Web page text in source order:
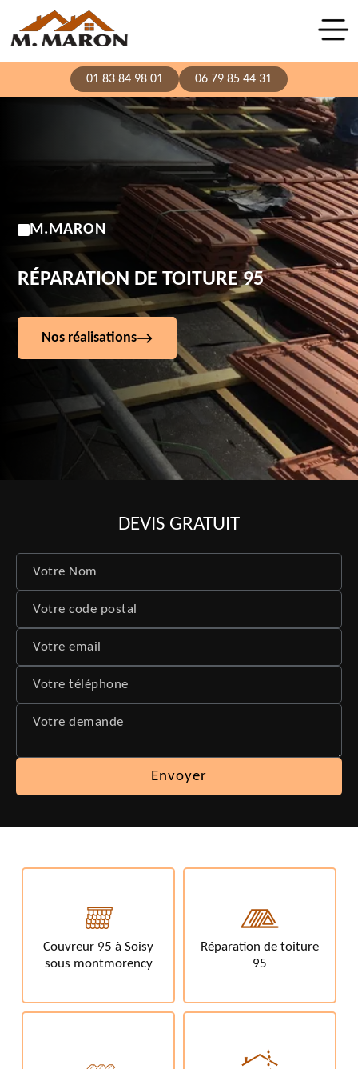
01 83 84 98 01 06 79 85 44 31
M.MARON
RÉPARATION DE TOITURE 95
Nos réalisations
DEVIS GRATUIT
Couvreur 95 à Soisy
sous montmorency
Réparation de toiture
95